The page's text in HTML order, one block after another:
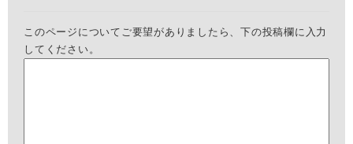
このページについてご要望がありましたら、下の投稿欄に入力
してください。